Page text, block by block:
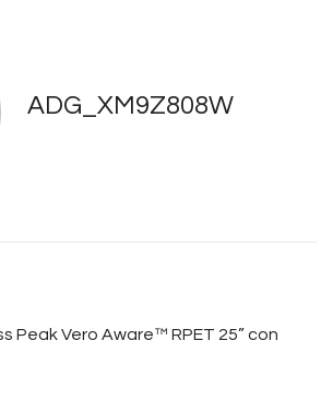
ADG_XM9Z808W
Peak Vero Aware™ RPET 25” con